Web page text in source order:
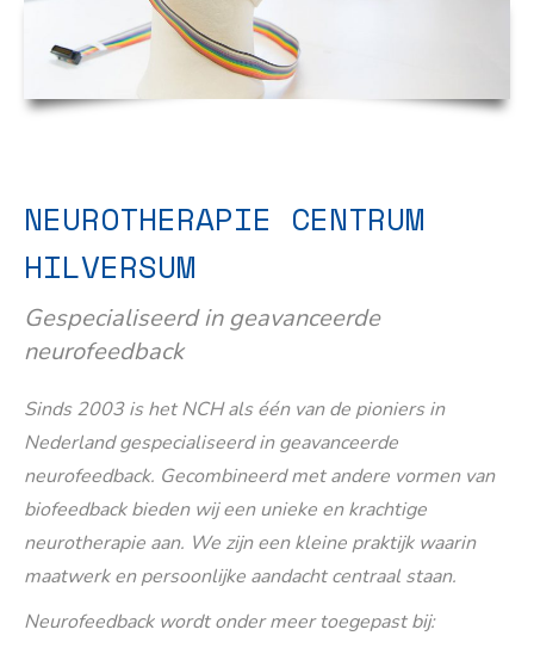
NEUROTHERAPIE CENTRUM
HILVERSUM
Gespecialiseerd in geavanceerde
neurofeedback
Sinds 2003 is het NCH als één van de pioniers in
Nederland gespecialiseerd in geavanceerde
neurofeedback. Gecombineerd met andere vormen van
biofeedback bieden wij een unieke en krachtige
neurotherapie aan. We zijn een kleine praktijk waarin
maatwerk en persoonlijke aandacht centraal staan.
Neurofeedback wordt onder meer toegepast bij: